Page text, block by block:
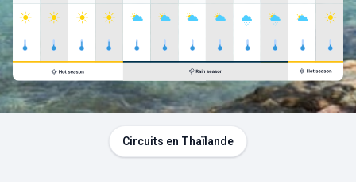
Accessible à tous, ce moment ludique permet de se
connecter à la culture locale tout en laissant parler votre
imagination. Une fois le tissu séché, vous repartirez avec
votre propre paréo fait main, un souvenir authentique et un
geste de soutien à l’artisanat local.
Circuits en Thaïlande